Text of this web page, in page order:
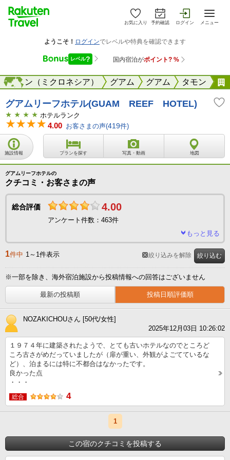
お気に入り 予約確認 ログイン メニュー
イパン（ミクロネシア） グアム グアム タモン
海外
グアムリーフホテル(GUAM REEF HOTEL)
ホテルランク
4.00 お客さまの声(419件)
施設情報 プランを探す 写真・動画 地図
グアムリーフホテルの
クチコミ・お客さまの声
総合評価 4.00
アンケート件数：463件
もっと見る
1件中 1～1件表示
※一部を除き、海外宿泊施設から投稿情報への回答はございません
最新の投稿順 投稿日順評価順
絞り込む
絞り込みを解除
NOZAKICHOUさん [50代/女性]
2025年12月03日 10:26:02
１９７４年に建築されたようで、とても古いホテルなのでところど
ころ古さがめだっていましたが（扉が重い、外観がよごてているな
ど）、泊まるには特に不都合はなかったです。
良かった点
・・・
総合 4
1
この宿のクチコミを投稿する